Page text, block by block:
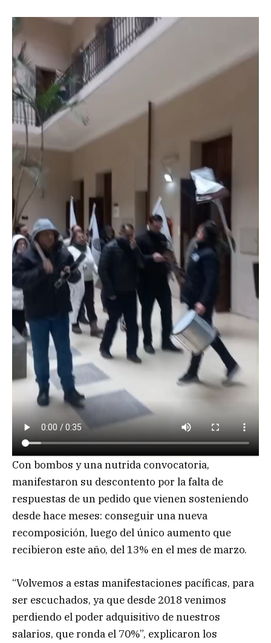
Con bombos y una nutrida convocatoria,
manifestaron su descontento por la falta de
respuestas de un pedido que vienen sosteniendo
desde hace meses: conseguir una nueva
recomposición, luego del único aumento que
recibieron este año, del 13% en el mes de marzo.
“Volvemos a estas manifestaciones pacíficas, para
ser escuchados, ya que desde 2018 venimos
perdiendo el poder adquisitivo de nuestros
salarios, que ronda el 70%”, explicaron los